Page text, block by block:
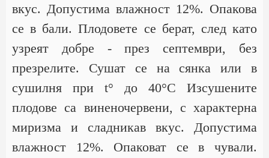
вкус. Допустима влажност 12%. Опакова
се в бали. Плодовете се берат, след като
узреят добре - през септември, без
презрелите. Сушат се на сянка или в
сушилня при t° до 40°С Изсушените
плодове са виненочервени, с характерна
миризма и сладникав вкус. Допустима
влажност 12%. Опаковат се в чували.